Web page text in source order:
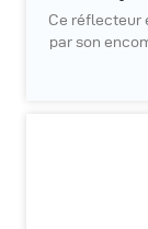
Ce réflecteur
par son